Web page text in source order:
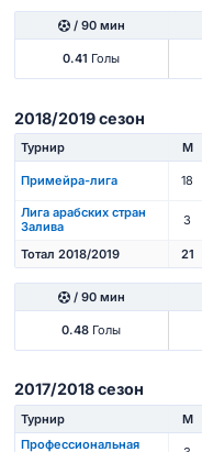
/ 90 мин
0.41 Голы
2018/2019 сезон
Турнир М
Примейра-лига 18
Лига арабских стран
Залива
3
Тотал 2018/2019 21
/ 90 мин
0.48 Голы
2017/2018 сезон
Турнир М
Профессиональная